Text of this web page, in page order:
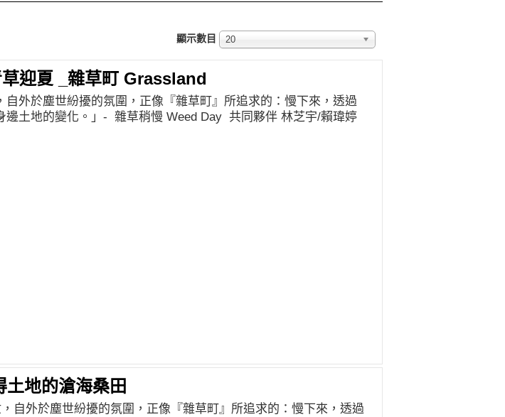
顯示數目 20
迎夏 _雜草町 Grassland
自外於塵世紛擾的氛圍，正像『雜草町』所追求的：慢下來，透過
邊土地的變化。」- 雜草稍慢 Weed Day 共同夥伴 林芝宇/賴瑋婷
土地的滄海桑田
自外於塵世紛擾的氛圍，正像『雜草町』所追求的：慢下來，透過